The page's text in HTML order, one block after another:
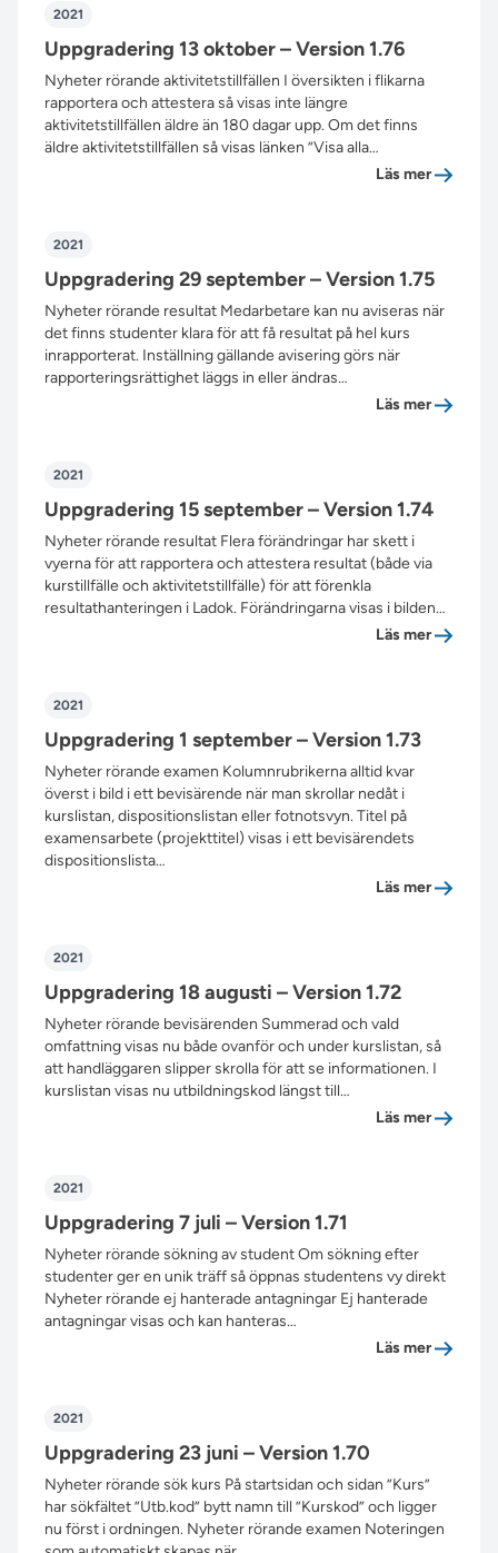
2021
Uppgradering 13 oktober – Version 1.76
Nyheter rörande aktivitetstillfällen I översikten i flikarna
rapportera och attestera så visas inte längre
aktivitetstillfällen äldre än 180 dagar upp. Om det finns
äldre aktivitetstillfällen så visas länken ”Visa alla…
Läs mer
2021
Uppgradering 29 september – Version 1.75
Nyheter rörande resultat Medarbetare kan nu aviseras när
det finns studenter klara för att få resultat på hel kurs
inrapporterat. Inställning gällande avisering görs när
rapporteringsrättighet läggs in eller ändras…
Läs mer
2021
Uppgradering 15 september – Version 1.74
Nyheter rörande resultat Flera förändringar har skett i
vyerna för att rapportera och attestera resultat (både via
kurstillfälle och aktivitetstillfälle) för att förenkla
resultathanteringen i Ladok. Förändringarna visas i bilden…
Läs mer
2021
Uppgradering 1 september – Version 1.73
Nyheter rörande examen Kolumnrubrikerna alltid kvar
överst i bild i ett bevisärende när man skrollar nedåt i
kurslistan, dispositionslistan eller fotnotsvyn. Titel på
examensarbete (projekttitel) visas i ett bevisärendets
dispositionslista…
Läs mer
2021
Uppgradering 18 augusti – Version 1.72
Nyheter rörande bevisärenden Summerad och vald
omfattning visas nu både ovanför och under kurslistan, så
att handläggaren slipper skrolla för att se informationen. I
kurslistan visas nu utbildningskod längst till…
Läs mer
2021
Uppgradering 7 juli – Version 1.71
Nyheter rörande sökning av student Om sökning efter
studenter ger en unik träff så öppnas studentens vy direkt
Nyheter rörande ej hanterade antagningar Ej hanterade
antagningar visas och kan hanteras…
Läs mer
2021
Uppgradering 23 juni – Version 1.70
Nyheter rörande sök kurs På startsidan och sidan ”Kurs”
har sökfältet ”Utb.kod” bytt namn till ”Kurskod” och ligger
nu först i ordningen. Nyheter rörande examen Noteringen